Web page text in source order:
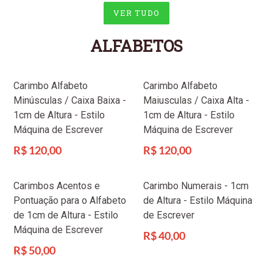
VER TUDO
ALFABETOS
Carimbo Alfabeto
Minúsculas / Caixa Baixa -
1cm de Altura - Estilo
Máquina de Escrever
Preço
R$ 120,00
Carimbo Alfabeto
Maiusculas / Caixa Alta -
1cm de Altura - Estilo
Máquina de Escrever
Preço
R$ 120,00
Carimbos Acentos e
Pontuação para o Alfabeto
de 1cm de Altura - Estilo
Máquina de Escrever
Preço
R$ 50,00
Carimbo Numerais - 1cm
de Altura - Estilo Máquina
de Escrever
Preço
R$ 40,00